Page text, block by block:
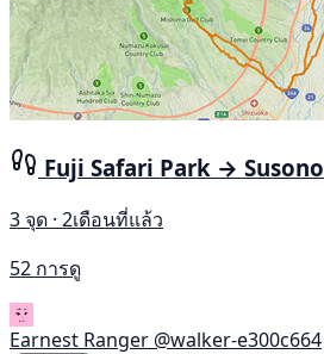
Fuji Safari Park → Susono
3 จุด · 2เดือนที่แล้ว
52 การดู
Earnest Ranger @walker-e300c664